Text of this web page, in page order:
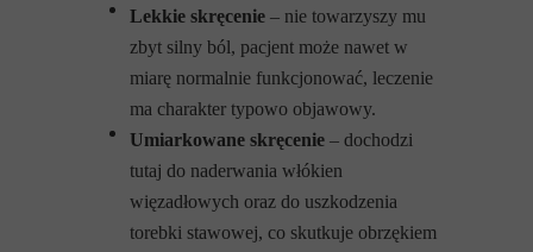
Lekkie skręcenie – nie towarzyszy mu
zbyt silny ból, pacjent może nawet w
miarę normalnie funkcjonować, leczenie
ma charakter typowo objawowy.
Umiarkowane skręcenie – dochodzi
tutaj do naderwania włókien
więzadłowych oraz do uszkodzenia
torebki stawowej, co skutkuje obrzękiem